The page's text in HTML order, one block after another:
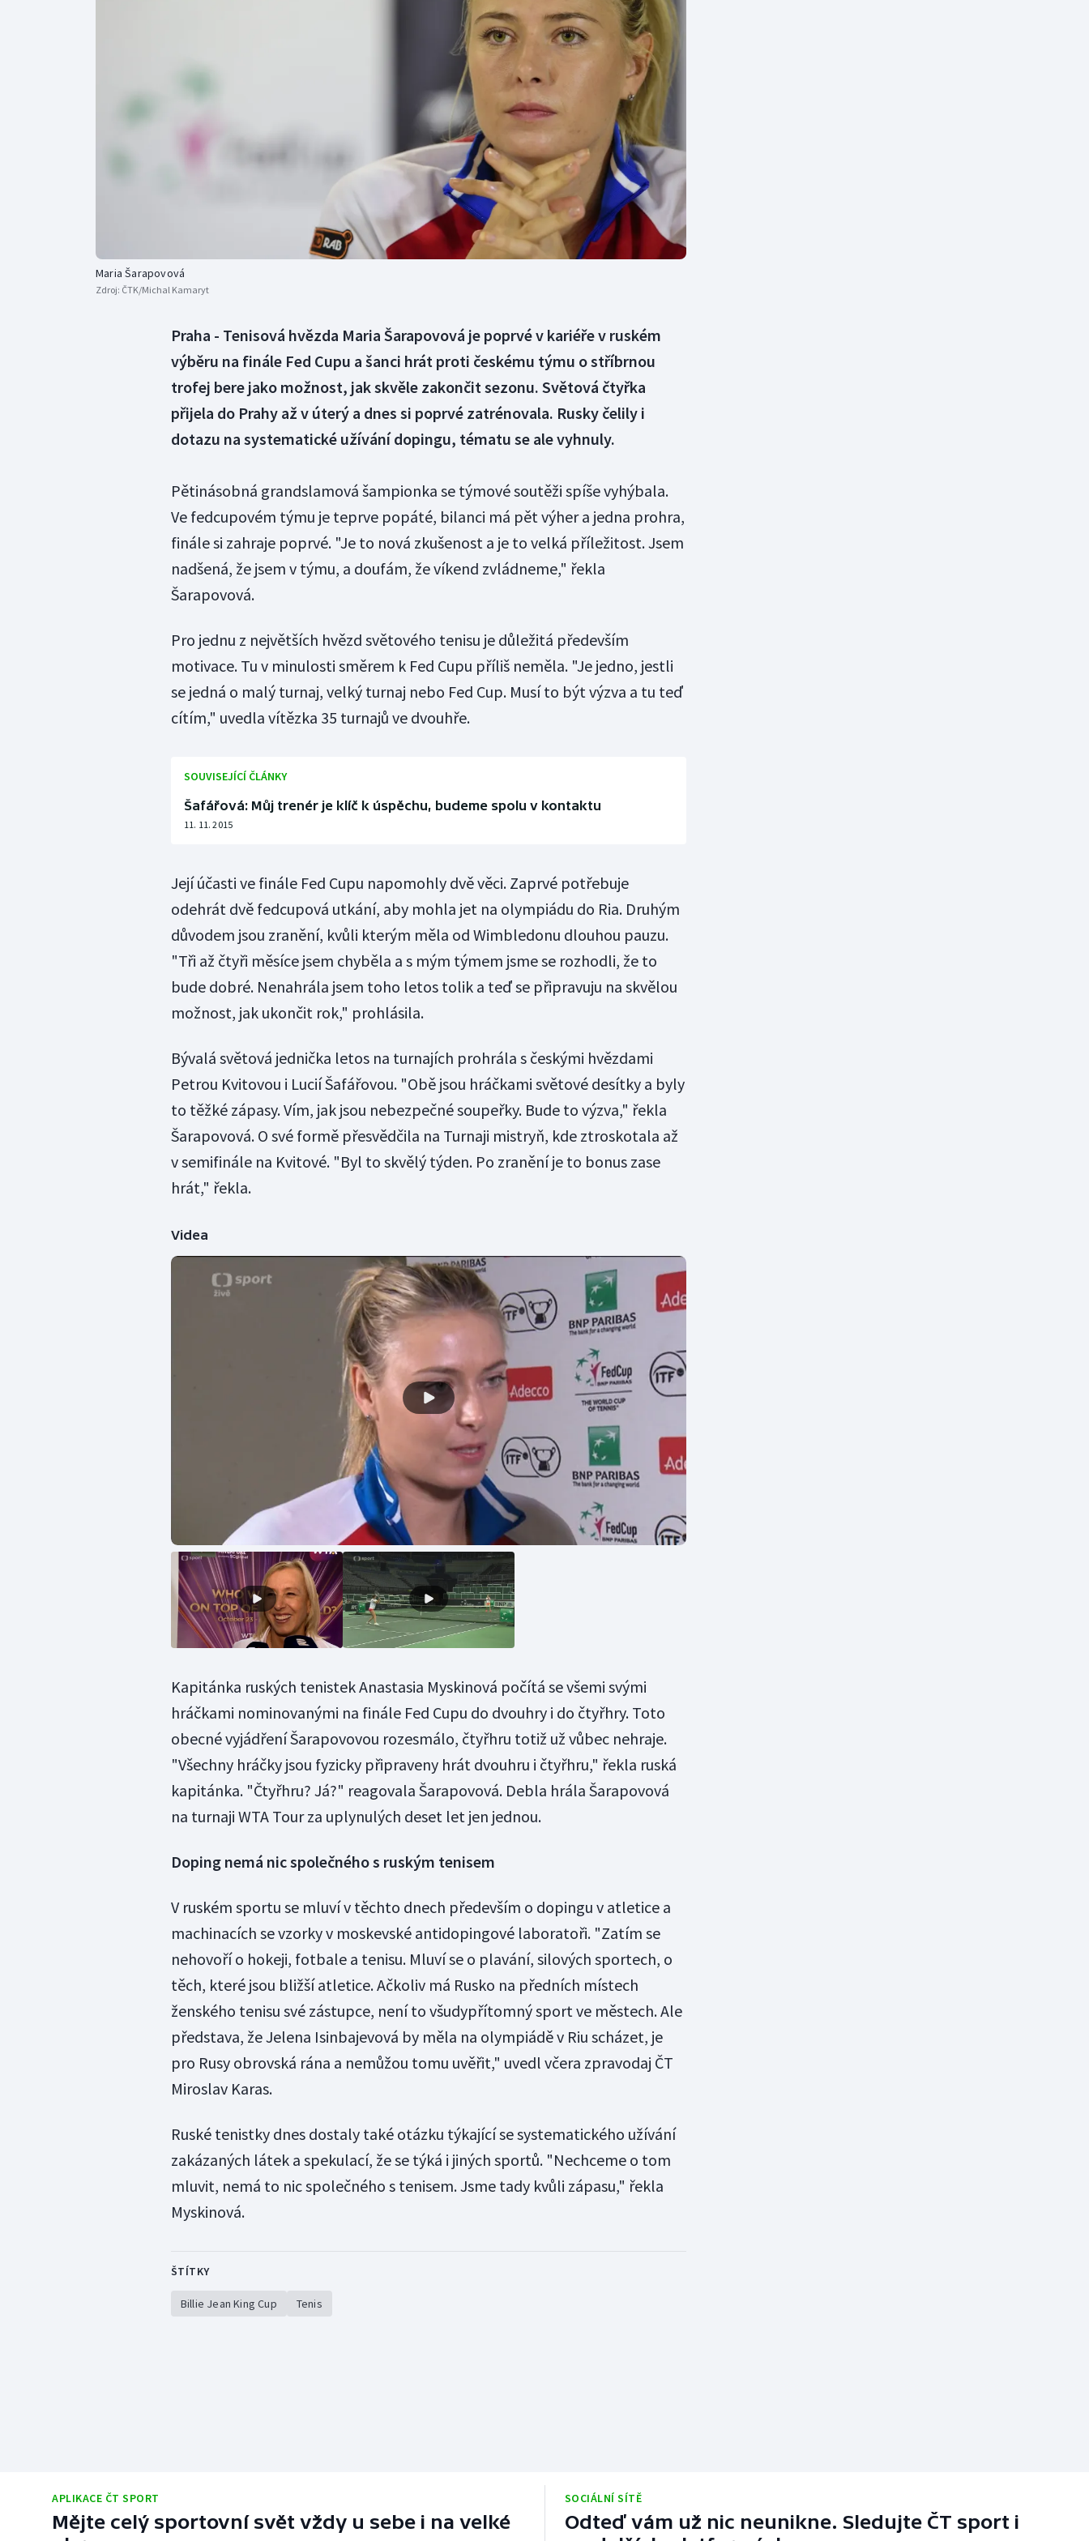
Moderní pětiboj
Motorsport
Olympijské hry
Parasport
Plavání
Plážový volejbal
Triatlon
Veslování
Vodní slalom
Volejbal
Ostatní
Maria Šarapovová
Zdroj: ČTK/Michal Kamaryt
Praha - Tenisová hvězda Maria Šarapovová je poprvé v kariéře v ruském
výběru na finále Fed Cupu a šanci hrát proti českému týmu o stříbrnou
trofej bere jako možnost, jak skvěle zakončit sezonu. Světová čtyřka
přijela do Prahy až v úterý a dnes si poprvé zatrénovala. Rusky čelily i
dotazu na systematické užívání dopingu, tématu se ale vyhnuly.
Pětinásobná grandslamová šampionka se týmové soutěži spíše vyhýbala.
Ve fedcupovém týmu je teprve popáté, bilanci má pět výher a jedna prohra,
finále si zahraje poprvé. "Je to nová zkušenost a je to velká příležitost. Jsem
nadšená, že jsem v týmu, a doufám, že víkend zvládneme," řekla
Šarapovová.
Pro jednu z největších hvězd světového tenisu je důležitá především
motivace. Tu v minulosti směrem k Fed Cupu příliš neměla. "Je jedno, jestli
se jedná o malý turnaj, velký turnaj nebo Fed Cup. Musí to být výzva a tu teď
cítím," uvedla vítězka 35 turnajů ve dvouhře.
SOUVISEJÍCÍ ČLÁNKY
Šafářová: Můj trenér je klíč k úspěchu, budeme spolu v kontaktu
11. 11. 2015
Její účasti ve finále Fed Cupu napomohly dvě věci. Zaprvé potřebuje
odehrát dvě fedcupová utkání, aby mohla jet na olympiádu do Ria. Druhým
důvodem jsou zranění, kvůli kterým měla od Wimbledonu dlouhou pauzu.
"Tři až čtyři měsíce jsem chyběla a s mým týmem jsme se rozhodli, že to
bude dobré. Nenahrála jsem toho letos tolik a teď se připravuju na skvělou
možnost, jak ukončit rok," prohlásila.
Bývalá světová jednička letos na turnajích prohrála s českými hvězdami
Petrou Kvitovou i Lucií Šafářovou. "Obě jsou hráčkami světové desítky a byly
to těžké zápasy. Vím, jak jsou nebezpečné soupeřky. Bude to výzva," řekla
Šarapovová. O své formě přesvědčila na Turnaji mistryň, kde ztroskotala až
v semifinále na Kvitové. "Byl to skvělý týden. Po zranění je to bonus zase
hrát," řekla.
Videa
Kapitánka ruských tenistek Anastasia Myskinová počítá se všemi svými
hráčkami nominovanými na finále Fed Cupu do dvouhry i do čtyřhry. Toto
obecné vyjádření Šarapovovou rozesmálo, čtyřhru totiž už vůbec nehraje.
"Všechny hráčky jsou fyzicky připraveny hrát dvouhru i čtyřhru," řekla ruská
kapitánka. "Čtyřhru? Já?" reagovala Šarapovová. Debla hrála Šarapovová
na turnaji WTA Tour za uplynulých deset let jen jednou.
Doping nemá nic společného s ruským tenisem
V ruském sportu se mluví v těchto dnech především o dopingu v atletice a
machinacích se vzorky v moskevské antidopingové laboratoři. "Zatím se
nehovoří o hokeji, fotbale a tenisu. Mluví se o plavání, silových sportech, o
těch, které jsou bližší atletice. Ačkoliv má Rusko na předních místech
ženského tenisu své zástupce, není to všudypřítomný sport ve městech. Ale
představa, že Jelena Isinbajevová by měla na olympiádě v Riu scházet, je
pro Rusy obrovská rána a nemůžou tomu uvěřit," uvedl včera zpravodaj ČT
Miroslav Karas.
Ruské tenistky dnes dostaly také otázku týkající se systematického užívání
zakázaných látek a spekulací, že se týká i jiných sportů. "Nechceme o tom
mluvit, nemá to nic společného s tenisem. Jsme tady kvůli zápasu," řekla
Myskinová.
ŠTÍTKY
Billie Jean King Cup Tenis
APLIKACE ČT SPORT
Mějte celý sportovní svět vždy u sebe i na velké
SOCIÁLNÍ SÍTĚ
Odteď vám už nic neunikne. Sledujte ČT sport i